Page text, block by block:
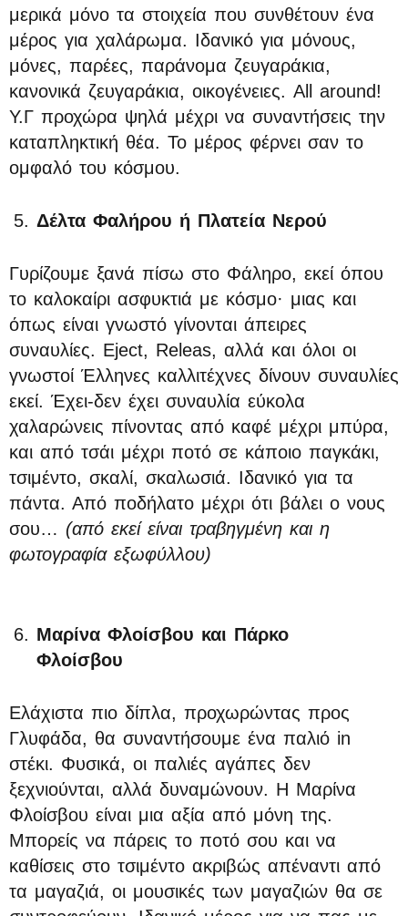
μερικά μόνο τα στοιχεία που συνθέτουν ένα
μέρος για χαλάρωμα. Ιδανικό για μόνους,
μόνες, παρέες, παράνομα ζευγαράκια,
κανονικά ζευγαράκια, οικογένειες. All around!
Υ.Γ προχώρα ψηλά μέχρι να συναντήσεις την
καταπληκτική θέα. Το μέρος φέρνει σαν το
ομφαλό του κόσμου.
Δέλτα Φαλήρου ή Πλατεία Νερού
Γυρίζουμε ξανά πίσω στο Φάληρο, εκεί όπου
το καλοκαίρι ασφυκτιά με κόσμο· μιας και
όπως είναι γνωστό γίνονται άπειρες
συναυλίες. Eject, Releas, αλλά και όλοι οι
γνωστοί Έλληνες καλλιτέχνες δίνουν συναυλίες
εκεί. Έχει-δεν έχει συναυλία εύκολα
χαλαρώνεις πίνοντας από καφέ μέχρι μπύρα,
και από τσάι μέχρι ποτό σε κάποιο παγκάκι,
τσιμέντο, σκαλί, σκαλωσιά. Ιδανικό για τα
πάντα. Από ποδήλατο μέχρι ότι βάλει ο νους
σου… (από εκεί είναι τραβηγμένη και η
φωτογραφία εξωφύλλου)
Μαρίνα Φλοίσβου και Πάρκο
Φλοίσβου
Ελάχιστα πιο δίπλα, προχωρώντας προς
Γλυφάδα, θα συναντήσουμε ένα παλιό in
στέκι. Φυσικά, οι παλιές αγάπες δεν
ξεχνιούνται, αλλά δυναμώνουν. Η Μαρίνα
Φλοίσβου είναι μια αξία από μόνη της.
Μπορείς να πάρεις το ποτό σου και να
καθίσεις στο τσιμέντο ακριβώς απέναντι από
τα μαγαζιά, οι μουσικές των μαγαζιών θα σε